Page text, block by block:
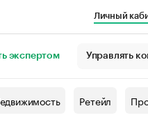
Личный
экспертом Управлять
Ретейл